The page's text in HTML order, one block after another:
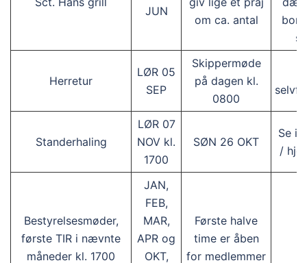
JUN
om ca. antal
Herretur
LØR 05
SEP
Skippermøde
på dagen kl.
0800
Standerhaling
LØR 07
NOV kl.
1700
SØN 26 OKT
Se
/
Bestyrelsesmøder,
første TIR i nævnte
måneder kl. 1700
JAN,
FEB,
MAR,
APR og
OKT,
Første halve
time er åben
for medlemmer